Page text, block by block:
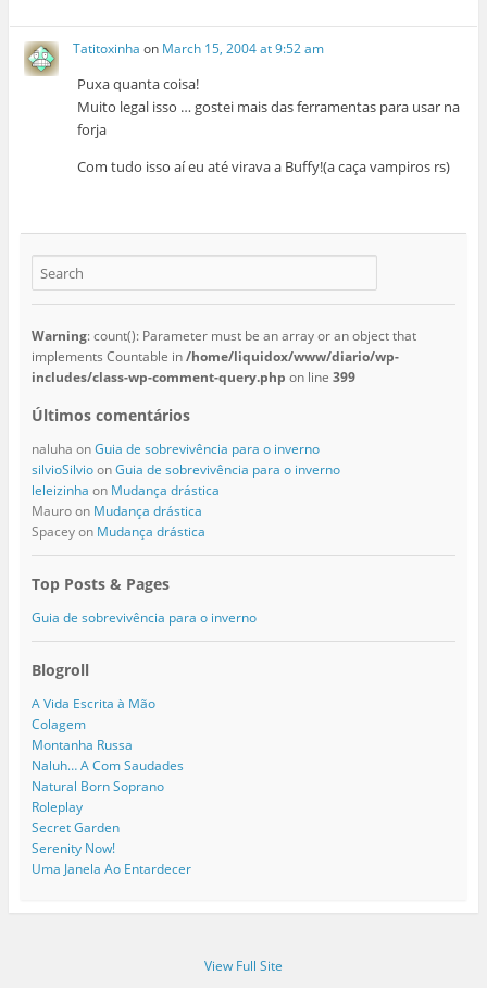
Tatitoxinha on March 15, 2004 at 9:52 am
Puxa quanta coisa!
Muito legal isso … gostei mais das ferramentas para usar na
forja
Com tudo isso aí eu até virava a Buffy!(a caça vampiros rs)
Warning: count(): Parameter must be an array or an object that
implements Countable in/home/liquidox/www/diario/wp-
includes/class-wp-comment-query.php on line 399
Últimos comentários
naluha onGuia de sobrevivência para o inverno
silvioSilvioonGuia de sobrevivência para o inverno
leleizinha on Mudança drástica
Mauroon Mudança drástica
Spaceyon Mudança drástica
Top Posts & Pages
Guia de sobrevivência para o inverno
Blogroll
A Vida Escrita à Mão
Colagem
Montanha Russa
Naluh… A Com Saudades
Natural Born Soprano
Roleplay
Secret Garden
Serenity Now!
Uma Janela Ao Entardecer
View Full Site